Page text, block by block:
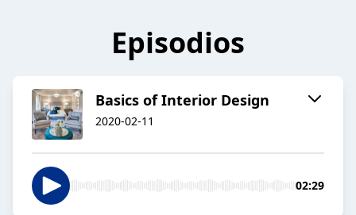
Episodios
Basics of Interior Design
2020-02-11
02:29